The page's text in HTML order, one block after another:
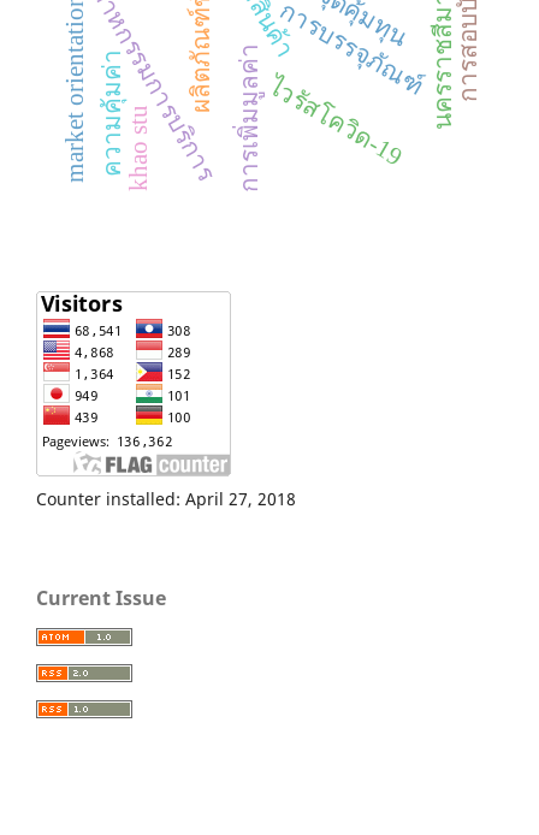
ไวรัสโควิด-19
ผลิตภัณฑ์ข้าว
การเพิ่มมูลค่าการบรรจุภัณฑ์
อุตสาหกรรมการบริการ จุดคุ้มทุน
ความคุ้มค่า
market orientation นครราชสีมาการสอบบัญชี
khao stu
Counter installed: April 27, 2018
Current Issue